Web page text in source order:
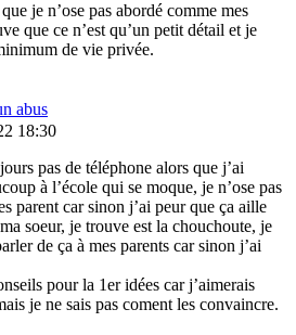
je n’ose pas abordé comme mes
que ce n’est qu’un petit détail et je
de vie privée.
abus
18:30
pas de téléphone alors que j’ai
à l’école qui se moque, je n’ose pas
parent car sinon j’ai peur que ça aille
soeur, je trouve est la chouchoute, je
de ça à mes parents car sinon j’ai
pour la 1er idées car j’aimerais
je ne sais pas coment les convaincre.